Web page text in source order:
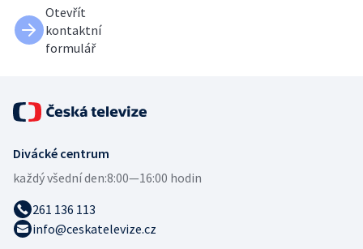
Otevřít
kontaktní
formulář
Divácké centrum
každý všední den:8:00—16:00 hodin
261 136 113
info@ceskatelevize.cz